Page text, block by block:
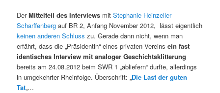
DerMittelteil des Interviews mitStephanie Heinzeller-
Scharffenberg auf BR 2, Anfang November 2012, lässt eigentlich
keinen anderen Schluss zu. Gerade dann nicht, wenn man
erfährt, dass die „Präsidentin“ eines privaten Vereinsein fast
identisches Interview mit analoger Geschichtsklitterung
bereits am 24.08.2012 beim SWR 1 „abliefern“ durfte, allerdings
in umgekehrter Rheinfolge. Überschrift: „Die Last der guten
Tat„…